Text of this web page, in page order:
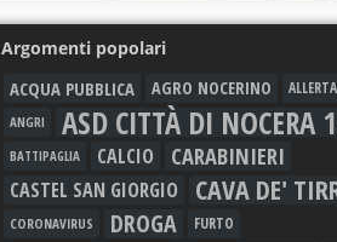
Argomenti popolari
ACQUA PUBBLICA AGRO NOCERINO
ANGRI
ASD CITTÀ DI NOCERA
BATTIPAGLIA CALCIO CARABINIERI
CASTEL SAN GIORGIO CAVA DE'
CORONAVIRUS DROGA FURTO